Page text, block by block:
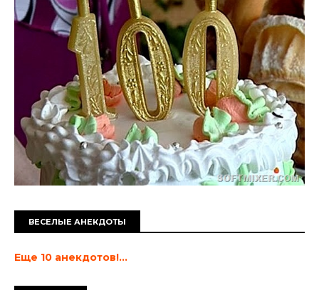
ВЕСЕЛЫЕ АНЕКДОТЫ
Еще 10 анекдотов!...